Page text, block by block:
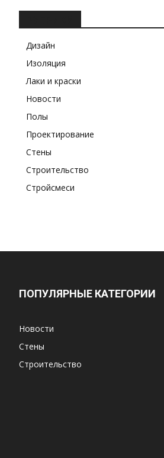
Дизайн
Изоляция
Лаки и краски
Новости
Полы
Проектирование
Стены
Строительство
Стройсмеси
ПОПУЛЯРНЫЕ КАТЕГОРИИ
Новости
Стены
Строительство